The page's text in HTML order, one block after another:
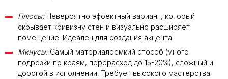
Плюсы:Невероятно эффектный вариант, который
скрывает кривизну стен и визуально расширяет
помещение. Идеален для создания акцента.
Минусы:Самый материалоемкий способ (много
подрезки по краям, перерасход до 15-20%), сложный и
дорогой в исполнении. Требует высокого мастерства